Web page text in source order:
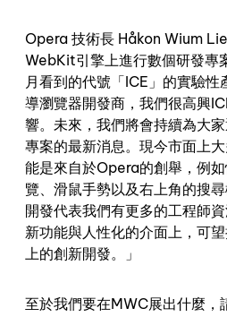
Opera 技術長 Håkon Wium
WebKit引擎上進行數個研發專
月看到的代號「ICE」的實驗
導瀏覽器開發商，我們很高興
響。未來，我們將會持續為大
專案的最新消息。現今市面上
能是來自於Opera的創舉，例
覽、滑鼠手勢以及右上角的搜
開發代表我們有更多的工程師
新功能與人性化的介面上，可
上的創新開發。」
至於我們要在MWC展出什麼，